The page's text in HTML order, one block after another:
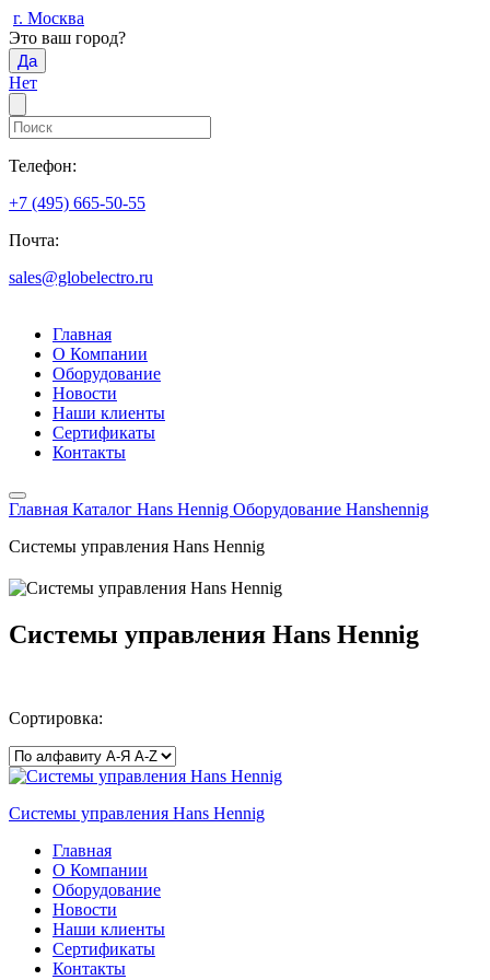
г. Москва
Это ваш город?
Да
Нет
Телефон:
+7 (495) 665-50-55
Почта:
sales@globelectro.ru
Главная
О Компании
Оборудование
Новости
Наши клиенты
Сертификаты
Контакты
Главная Каталог Hans Hennig Оборудование Hanshennig
Системы управления Hans Hennig
Системы управления Hans Hennig
Сортировка:
Системы управления Hans Hennig
Главная
О Компании
Оборудование
Новости
Наши клиенты
Сертификаты
Контакты